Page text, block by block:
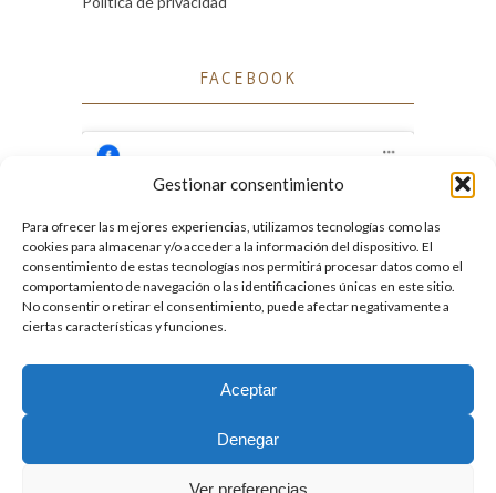
Gestionar consentimiento
Para ofrecer las mejores experiencias, utilizamos tecnologías como las
cookies para almacenar y/o acceder a la información del dispositivo. El
consentimiento de estas tecnologías nos permitirá procesar datos como el
comportamiento de navegación o las identificaciones únicas en este sitio.
No consentir o retirar el consentimiento, puede afectar negativamente a
ciertas características y funciones.
Aceptar
Denegar
Ver preferencias
FACEBOOK
Facebook
Haz clic para aceptar cookies de marketing
y permitir este contenido